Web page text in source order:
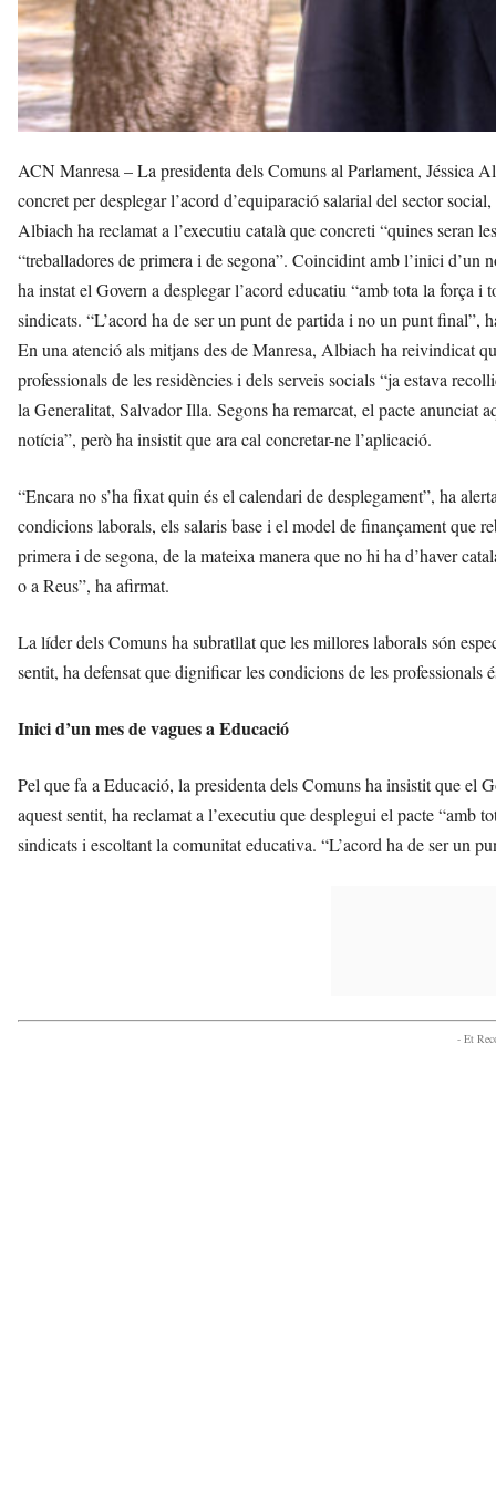
ACN Manresa – La presidenta dels Comuns al Parlament, Jéssica
concret per desplegar l’acord d’equiparació salarial del sector
Albiach ha reclamat a l’executiu català que concreti “quines seran
“treballadores de primera i de segona”. Coincidint amb l’inici
ha instat el Govern a desplegar l’acord educatiu “amb tota la força
sindicats. “L’acord ha de ser un punt de partida i no un punt final”,
En una atenció als mitjans des de Manresa, Albiach ha reivindicat
professionals de les residències i dels serveis socials “ja estava
la Generalitat, Salvador Illa. Segons ha remarcat, el pacte anunciat
notícia”, però ha insistit que ara cal concretar-ne l’aplicació.
“Encara no s’ha fixat quin és el calendari de desplegament”, ha
condicions laborals, els salaris base i el model de finançament que
primera i de segona, de la mateixa manera que no hi ha d’haver
o a Reus”, ha afirmat.
La líder dels Comuns ha subratllat que les millores laborals són
sentit, ha defensat que dignificar les condicions de les
Inici d’un mes de vagues a Educació
Pel que fa a Educació, la presidenta dels Comuns ha insistit que el
aquest sentit, ha reclamat a l’executiu que desplegui el pacte “amb
sindicats i escoltant la comunitat educativa. “L’acord ha de ser un
- Et